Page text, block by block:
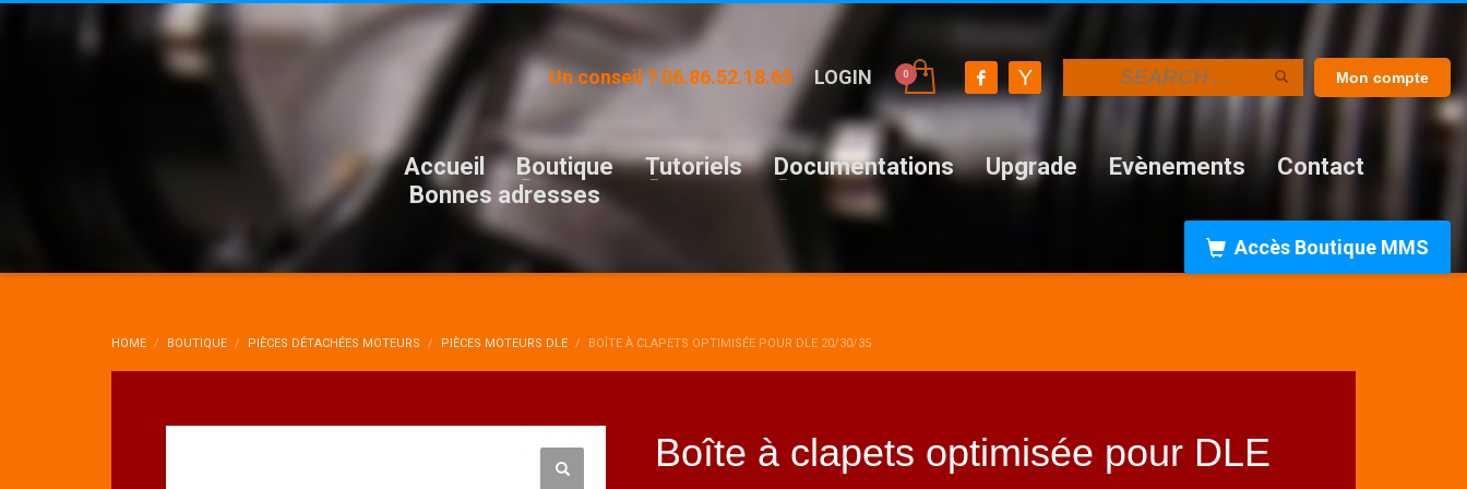
Un conseil ? 06.86.52.18.65 LOGIN Mon compte
Accueil Boutique Tutoriels Documentations Upgrade Evènements
Contact
Bonnes adresses
Accès Boutique MMS
HOME BOUTIQUE PIÈCES DÉTACHÉES MOTEURS PIÈCES MOTEURS DLE BOÎTE À CLAPETS OPTIMISÉE POUR DLE 20/30/35
Boîte à clapets optimisée pour DLE